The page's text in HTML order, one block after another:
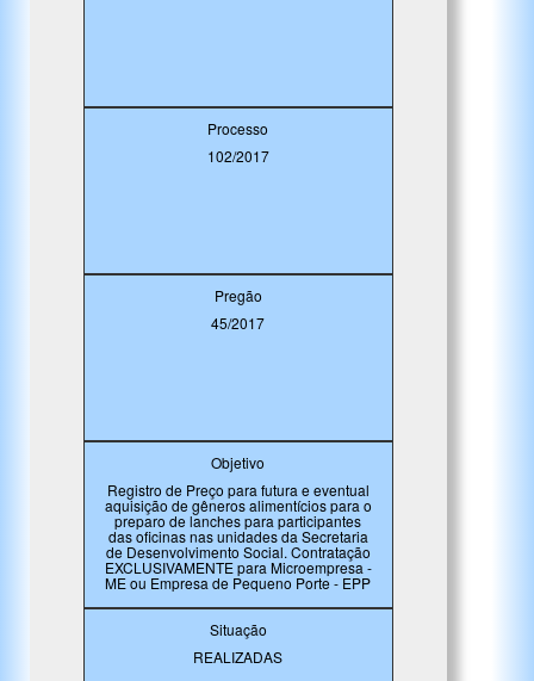
Processo
102/2017
Pregão
45/2017
Objetivo
Registro de Preço para futura e eventual
aquisição de gêneros alimentícios para o
preparo de lanches para participantes
das oficinas nas unidades da Secretaria
de Desenvolvimento Social. Contratação
EXCLUSIVAMENTE para Microempresa -
ME ou Empresa de Pequeno Porte - EPP
Situação
REALIZADAS